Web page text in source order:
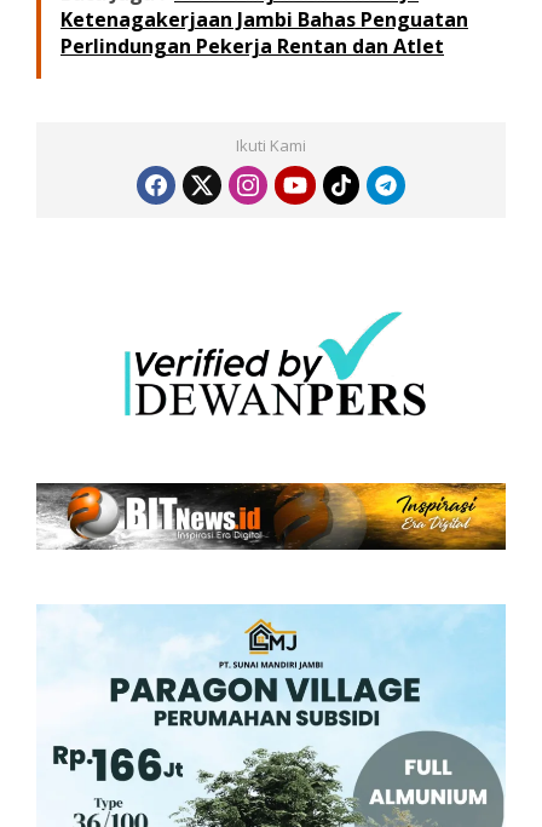
Ketenagakerjaan Jambi Bahas Penguatan
Perlindungan Pekerja Rentan dan Atlet
Ikuti Kami